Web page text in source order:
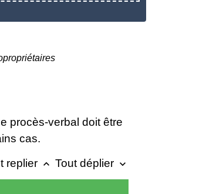
procès-verbal doit être
cas.
replier keyboard_arrow_up Tout déplier keyboard_arrow_down